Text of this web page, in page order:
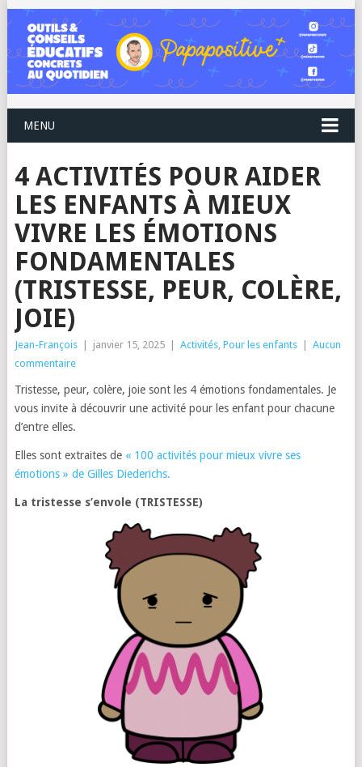
MENU
4 ACTIVITÉS POUR AIDER
LES ENFANTS À MIEUX
VIVRE LES ÉMOTIONS
FONDAMENTALES
(TRISTESSE, PEUR, COLÈRE,
JOIE)
Jean-François janvier 15, 2025 Activités, Pour les enfants
Aucun
commentaire
Tristesse, peur, colère, joie sont les 4 émotions fondamentales. Je
vous invite à découvrir une activité pour les enfant pour chacune
d’entre elles.
Elles sont extraites de« 100 activités pour mieux vivre ses
émotions » de Gilles Diederichs.
La tristesse s’envole (TRISTESSE)